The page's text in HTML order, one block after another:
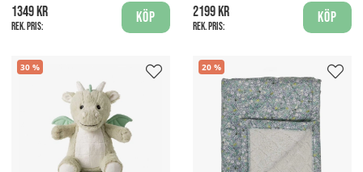
1349 kr
Rek. pris:
Köp
2199 kr
Rek. pris:
Köp
30 20